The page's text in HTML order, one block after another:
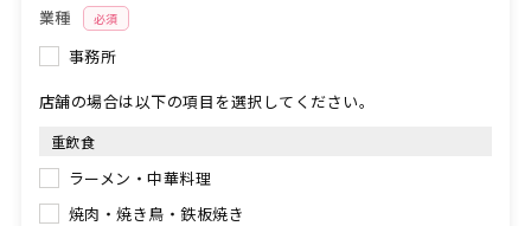
業種 必須
事務所
店舗の場合は以下の項目を選択してください。
重飲食
ラーメン・中華料理
焼肉・焼き鳥・鉄板焼き